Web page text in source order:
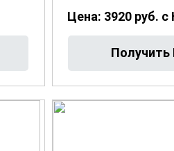
Цена: 3920 руб.